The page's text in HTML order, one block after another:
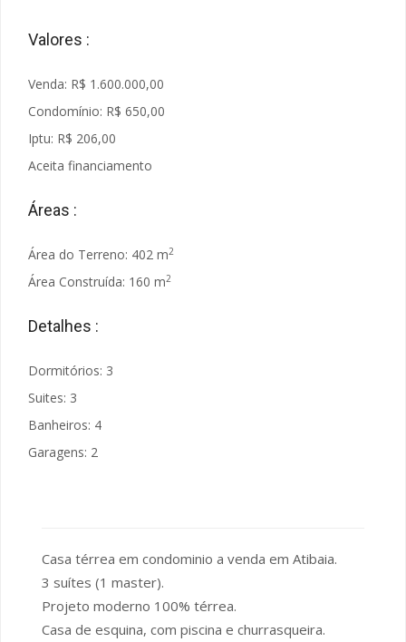
Valores :
Venda: R$ 1.600.000,00
Condomínio: R$ 650,00
Iptu: R$ 206,00
Aceita financiamento
Áreas :
Área do Terreno: 402 m2
Área Construída: 160 m2
Detalhes :
Dormitórios: 3
Suites: 3
Banheiros: 4
Garagens: 2
Casa térrea em condominio a venda em Atibaia.
3 suítes (1 master).
Projeto moderno 100% térrea.
Casa de esquina, com piscina e churrasqueira.